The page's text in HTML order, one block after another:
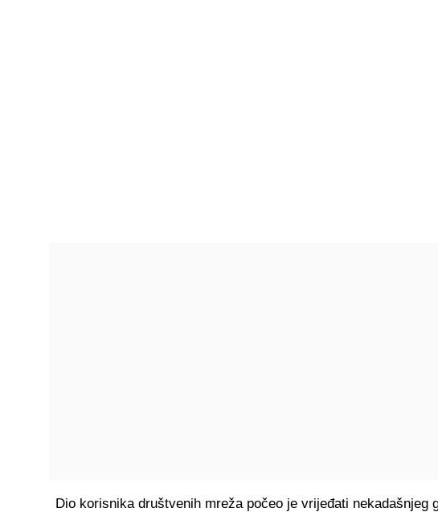
Dio korisnika društvenih mreža počeo je vrijeđati nekadašnjeg